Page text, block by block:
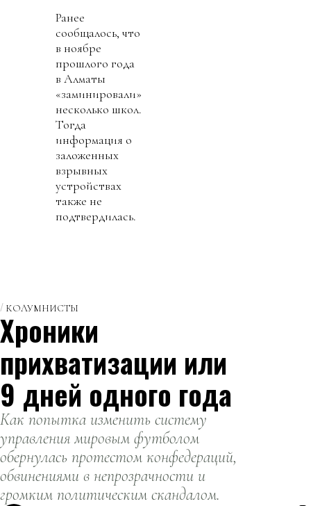
Ранее
сообщалось, что
в ноябре
прошлого года
в Алматы
«заминировали»
несколько школ.
Тогда
информация о
заложенных
взрывных
устройствах
также не
подтвердилась.
КОЛУМНИСТЫ
Хроники
прихватизации или
9 дней одного года
Как попытка изменить систему
управления мировым футболом
обернулась протестом конфедераций,
обвинениями в непрозрачности и
громким политическим скандалом.